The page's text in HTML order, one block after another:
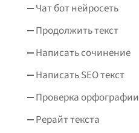
Чат бот нейросеть
Продолжить текст
Написать сочинение
Написать SEO текст
Проверка орфографии
Рерайт текста